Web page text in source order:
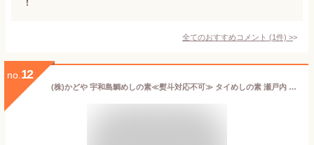
全てのおすすめコメント (1件) >
no. 12
(株)かどや 宇和島鯛めしの素≪熨斗対応不可≫ タイめしの素 瀬戸内 鯛飯 たいめし 郷土料理 愛媛 定番 お土産老舗 名店 高級 ギフト 贈り物 プレゼント 贈答品 御中元 お中元 お供え物 法要 法事 仏事